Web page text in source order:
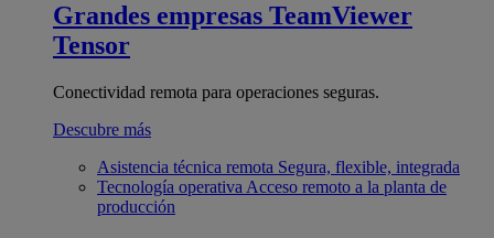
Grandes empresas TeamViewer
Tensor
Conectividad remota para operaciones seguras.
Descubre más
Asistencia técnica remota Segura, flexible, integrada
Tecnología operativa Acceso remoto a la planta de
producción